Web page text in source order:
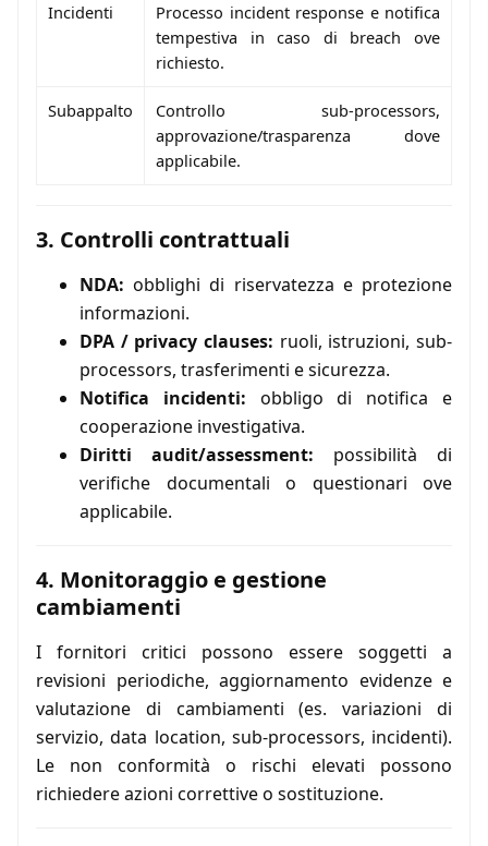
Incidenti
Processo incident response e notifica
tempestiva in caso di breach ove
richiesto.
Subappalto
Controllo sub-processors,
approvazione/trasparenza dove
applicabile.
3. Controlli contrattuali
NDA: obblighi di riservatezza e protezione
informazioni.
DPA / privacy clauses: ruoli, istruzioni, sub-
processors, trasferimenti e sicurezza.
Notifica incidenti: obbligo di notifica e
cooperazione investigativa.
Diritti audit/assessment: possibilità di
verifiche documentali o questionari ove
applicabile.
4. Monitoraggio e gestione
cambiamenti
I fornitori critici possono essere soggetti a
revisioni periodiche, aggiornamento evidenze e
valutazione di cambiamenti (es. variazioni di
servizio, data location, sub-processors, incidenti).
Le non conformità o rischi elevati possono
richiedere azioni correttive o sostituzione.